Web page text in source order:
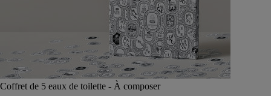
Coffret de 5 eaux de toilette - À composer